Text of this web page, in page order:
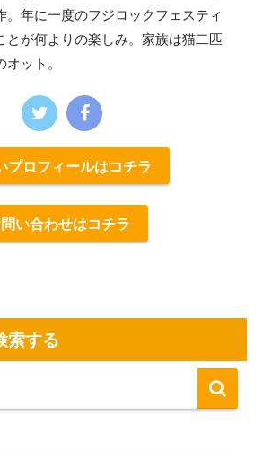
。年に一度のフジロックフェスティ
とが何よりの楽しみ。家族は猫二匹
ット。
プロフィールはコチラ
い合わせはコチラ
索する